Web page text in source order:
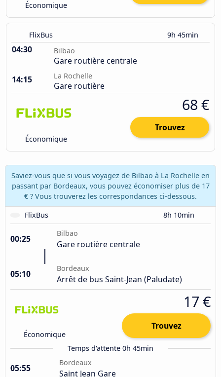
Économique
FlixBus 9h 45min
04:30 Bilbao
Gare routière centrale
14:15
La Rochelle
Gare routière
Économique
68 €
Trouvez
Saviez-vous que si vous voyagez de Bilbao à La Rochelle en
passant par Bordeaux, vous pouvez économiser plus de 17
€ ? Vous trouverez les correspondances ci-dessous.
FlixBus
8h 10min
00:25
Bilbao
Gare routière centrale
05:10
Bordeaux
Arrêt de bus Saint-Jean (Paludate)
Économique
17 €
Trouvez
Temps d'attente 0h 45min
05:55
Bordeaux
Saint Jean Gare